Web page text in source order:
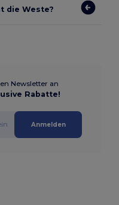
die Weste?
Newsletter an
Rabatte!
Anmelden